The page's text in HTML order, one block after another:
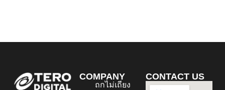
COMPANY
ถกไม่เถียง
CONTACT US